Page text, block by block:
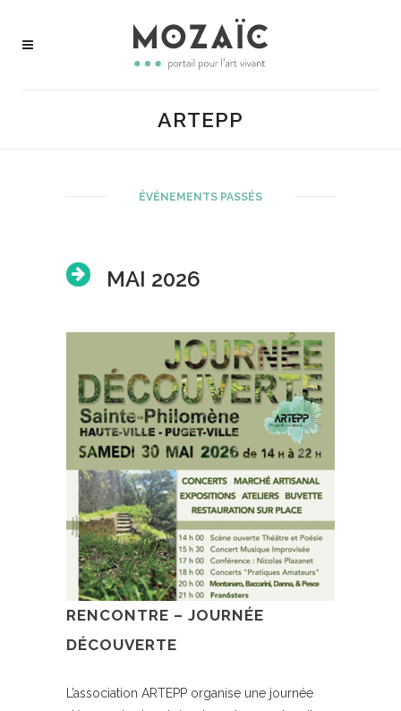
ARTEPP
ÉVÉNEMENTS PASSÉS
MAI 2026
RENCONTRE – JOURNÉE
DÉCOUVERTE
L’association ARTEPP organise une journée